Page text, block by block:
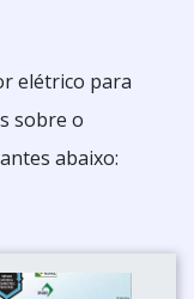
elétrico para
sobre o
abaixo: